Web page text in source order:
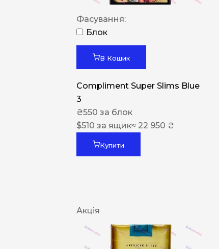
Фасування:
Блок
В Кошик
Compliment Super Slims Blue
3
₴550 за блок
$510 за ящик≈ 22 950 ₴
Купити
Акція